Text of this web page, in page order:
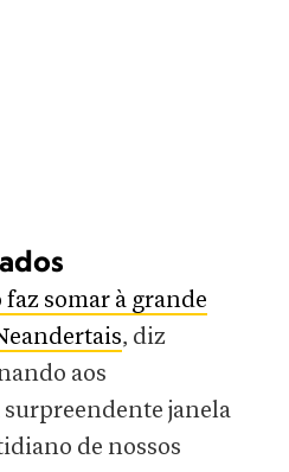
faz somar à grande
, diz
aos
janela
de nossos